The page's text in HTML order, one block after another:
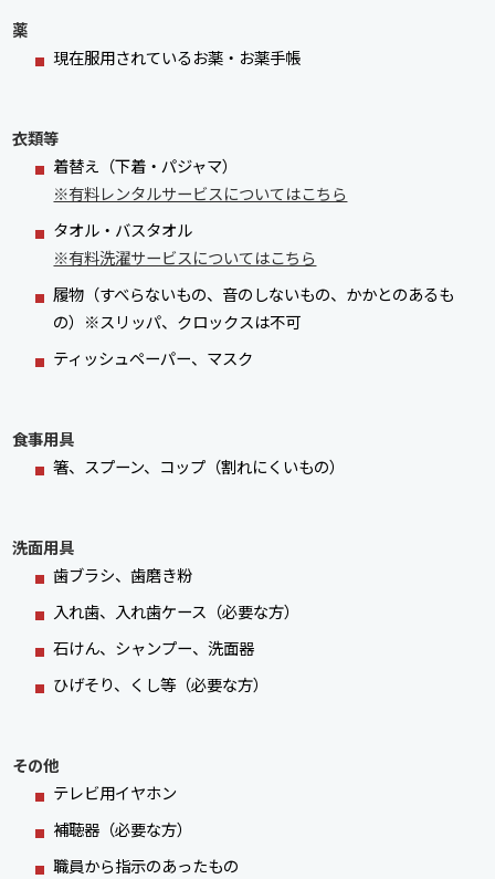
薬
現在服用されているお薬・お薬手帳
衣類等
着替え（下着・パジャマ）
※有料レンタルサービスについてはこちら
タオル・バスタオル
※有料洗濯サービスについてはこちら
履物（すべらないもの、音のしないもの、かかとのあるも
の）※スリッパ、クロックスは不可
ティッシュペーパー、マスク
食事用具
箸、スプーン、コップ（割れにくいもの）
洗面用具
歯ブラシ、歯磨き粉
入れ歯、入れ歯ケース（必要な方）
石けん、シャンプー、洗面器
ひげそり、くし等（必要な方）
その他
テレビ用イヤホン
補聴器（必要な方）
職員から指示のあったもの